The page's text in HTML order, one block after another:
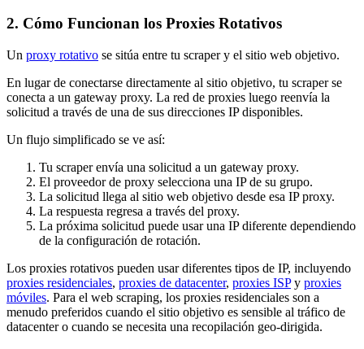
2. Cómo Funcionan los Proxies Rotativos
Un proxy rotativo se sitúa entre tu scraper y el sitio web objetivo.
En lugar de conectarse directamente al sitio objetivo, tu scraper se
conecta a un gateway proxy. La red de proxies luego reenvía la
solicitud a través de una de sus direcciones IP disponibles.
Un flujo simplificado se ve así:
Tu scraper envía una solicitud a un gateway proxy.
El proveedor de proxy selecciona una IP de su grupo.
La solicitud llega al sitio web objetivo desde esa IP proxy.
La respuesta regresa a través del proxy.
La próxima solicitud puede usar una IP diferente dependiendo
de la configuración de rotación.
Los proxies rotativos pueden usar diferentes tipos de IP, incluyendo
proxies residenciales, proxies de datacenter, proxies ISPy proxies
móviles. Para el web scraping, los proxies residenciales son a
menudo preferidos cuando el sitio objetivo es sensible al tráfico de
datacenter o cuando se necesita una recopilación geo-dirigida.